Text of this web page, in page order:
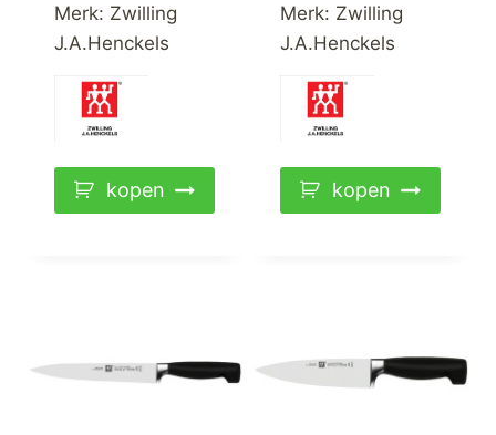
Merk: Zwilling
J.A.Henckels
kopen
Merk: Zwilling
J.A.Henckels
kopen